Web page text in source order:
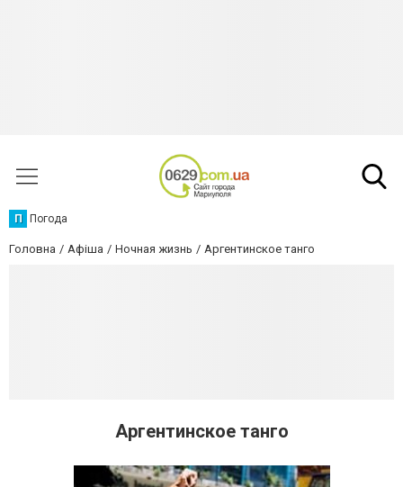
П Погода
Головна Афіша Ночная жизнь Аргентинское танго
Аргентинское танго